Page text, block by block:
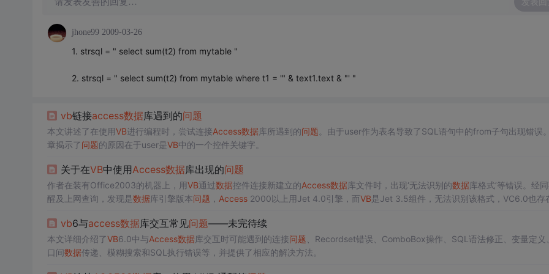
jhone99 2009-03-26
1. strsql = " select sum(t2) from mytable "
2. strsql = " select sum(t2) from mytable where t1 = '" & text1.text & "' "
vb链接access数据库遇到的问题
本文讲述了在使用VB进行编程时，尝试连接Access数据库所遇到的问题 。由于user作为表名导致了SQL语句中的from子句出现错误
章揭示了问题的原因在于user是VB中的一个控件关键字。
关于在VB中使用Access数据库出现的问题
作者在装有Office2003的机器上，用VB通过数据控件连接新建立的Access数据库文件时，出现‘无法识别的数据库格式’等错误。经
醒及上网查询，发现是数据库引擎版本问题 ， Access2000以上用Jet 4.0引擎，而VB是Jet 3.5组件，无法识别该格式，VC6.0也存
vb6与access数据库交互常见问题——未完待续
本文详细介绍了VB6.0中与Access数据库交互时可能遇到的连接问题 、Recordset错误、ComboBox操作、SQL语法修正、变量定义
口间数据传递、模糊搜索和SQL执行错误等，并提供了相应的解决方法。